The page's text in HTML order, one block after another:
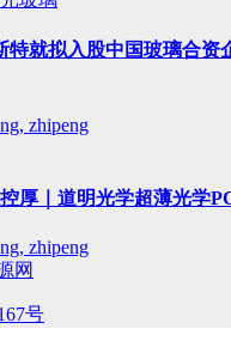
特就拟入股中国玻璃合资
zhipeng
厚｜道明光学超薄光学
zhipeng
号